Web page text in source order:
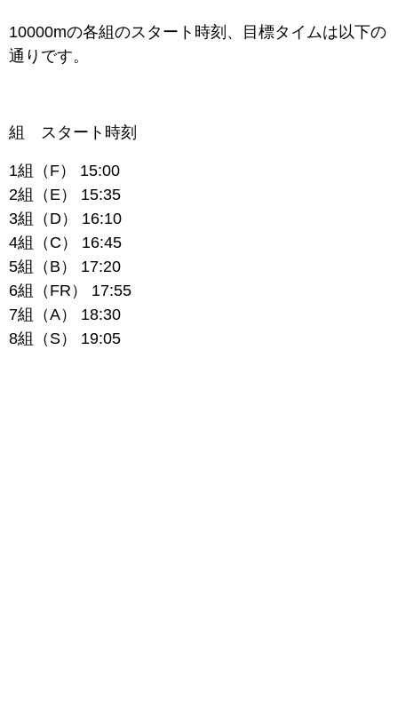
10000mの各組のスタート時刻、目標タイムは以下の
通りです。
組 スタート時刻
1組（F） 15:00
2組（E） 15:35
3組（D） 16:10
4組（C） 16:45
5組（B） 17:20
6組（FR） 17:55
7組（A） 18:30
8組（S） 19:05